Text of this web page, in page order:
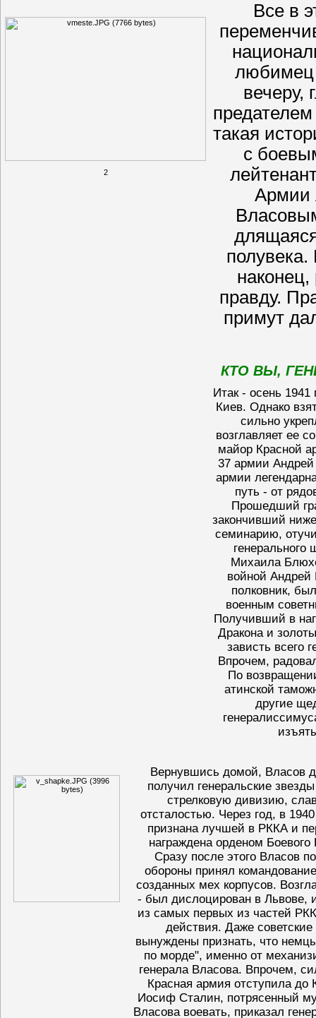
2
Все в
любимец
вечеру,
такая
с
Армии
наконец,
правду.
примут
КТО ВЫ,
Итак - осень
Киев. Однако
сильно
возглавляет ее
майор Красной
37 армии
армии
путь - от
Прошедший
закончивший
семинарию,
Михаила
войной Андрей
полковник,
военным
Получивший в
Дракона и
зависть всего
Впрочем,
По
атинской
другие
Вернувшись домой, Власов
получил генеральские
стрелковую дивизию,
отсталостью. Через год, в
признана лучшей в РККА и
награждена орденом Боевого
Сразу после этого Власов
обороны принял
созданных мех корпусов.
- был дислоцирован в Львове,
из самых первых из частей
действия. Даже
вынуждены признать, что
по морде", именно от
генерала Власова. Впрочем,
Красная армия отступила до
Иосиф Сталин, потрясенный
Власова воевать, приказал